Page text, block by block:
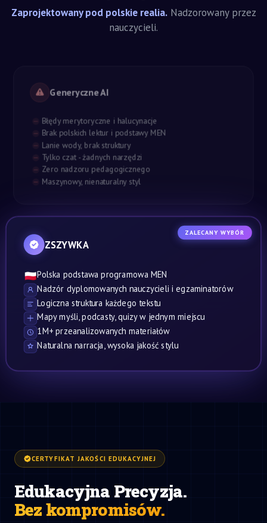
Zaprojektowany pod polskie realia.Nadzorowany przez
nauczycieli.
Generyczne AI
Błędy merytoryczne i halucynacje
Brak polskich lektur i podstawy MEN
Lanie wody, brak struktury
Tylko czat - żadnych narzędzi
Zero nadzoru pedagogicznego
Maszynowy, nienaturalny styl
ZALECANY WYBÓR
ZSZYWKA
🇵🇱Polska podstawa programowa MEN
Nadzór dyplomowanych nauczycieli i egzaminatorów
Logiczna struktura każdego tekstu
Mapy myśli, podcasty, quizy w jednym miejscu
1M+ przeanalizowanych materiałów
Naturalna narracja, wysoka jakość stylu
CERTYFIKAT JAKOŚCI EDUKACYJNEJ
Edukacyjna Precyzja.
Bez kompromisów.